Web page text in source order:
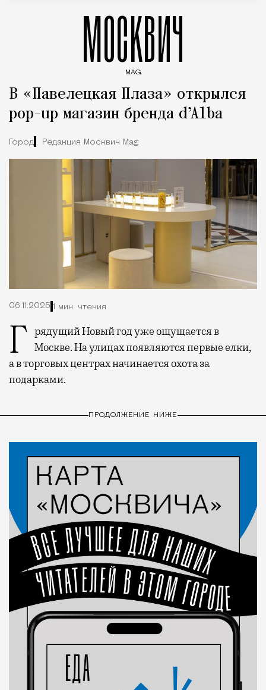
МОСКВИЧ
MAG
В «Павелецкая Плаза» открылся
pop-up магазин бренда d’Alba
Город Редакция Москвич Mag
06.11.2025 1 мин. чтения
Грядущий Новый год уже ощущается в Москве. На улицах появляются первые елки,
а в торговых центрах начинается охота за
подарками.
ПРОДОЛЖЕНИЕ НИЖЕ